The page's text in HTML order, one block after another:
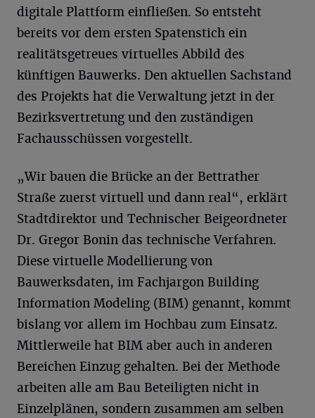
digitale Plattform einfließen. So entsteht
bereits vor dem ersten Spatenstich ein
realitätsgetreues virtuelles Abbild des
künftigen Bauwerks. Den aktuellen Sachstand
des Projekts hat die Verwaltung jetzt in der
Bezirksvertretung und den zuständigen
Fachausschüssen vorgestellt.
„Wir bauen die Brücke an der Bettrather
Straße zuerst virtuell und dann real“, erklärt
Stadtdirektor und Technischer Beigeordneter
Dr. Gregor Bonin das technische Verfahren.
Diese virtuelle Modellierung von
Bauwerksdaten, im Fachjargon Building
Information Modeling (BIM) genannt, kommt
bislang vor allem im Hochbau zum Einsatz.
Mittlerweile hat BIM aber auch in anderen
Bereichen Einzug gehalten. Bei der Methode
arbeiten alle am Bau Beteiligten nicht in
Einzelplänen, sondern zusammen am selben